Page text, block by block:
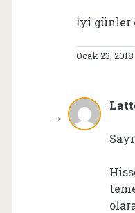
İyi günler
Ocak 23, 2018